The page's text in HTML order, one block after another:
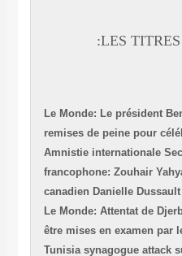
LES
Le Monde: Le
remises de
Amnistie
francophone:
canadien
Le Monde:
être mises en
Tunisia